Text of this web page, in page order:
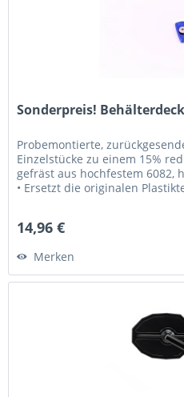
Sonderpreis!
Probemontierte,
Einzelstücke zu einem 15%
gefräst aus hochfestem
• Ersetzt die originalen
14,96 €
Merken